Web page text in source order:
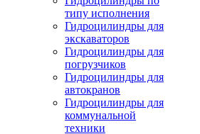
типу исполнения
Гидроцилиндры для
экскаваторов
Гидроцилиндры для
погрузчиков
Гидроцилиндры для
автокранов
Гидроцилиндры для
коммунальной
техники